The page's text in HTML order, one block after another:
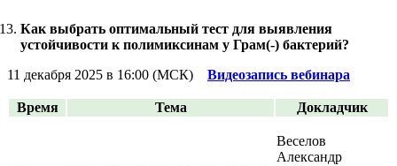
Как выбрать оптимальный тест для выявления
устойчивости к полимиксинам у Грам(-) бактерий?
11 декабря 2025 в 16:00 (МСК) Видеозапись вебинара
Время Тема Докладчик
Веселов
Александр